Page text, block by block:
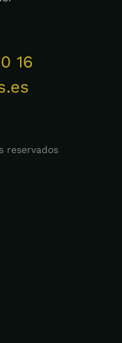
16
reservados